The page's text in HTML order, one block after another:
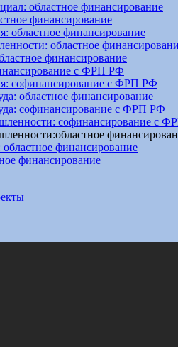
областное финансирование
финансирование
областное финансирование
областное
финансирование
с ФРП РФ
софинансирование с ФРП РФ
областное финансирование
софинансирование с ФРП РФ
софинансирование с
финансирование
финансирование